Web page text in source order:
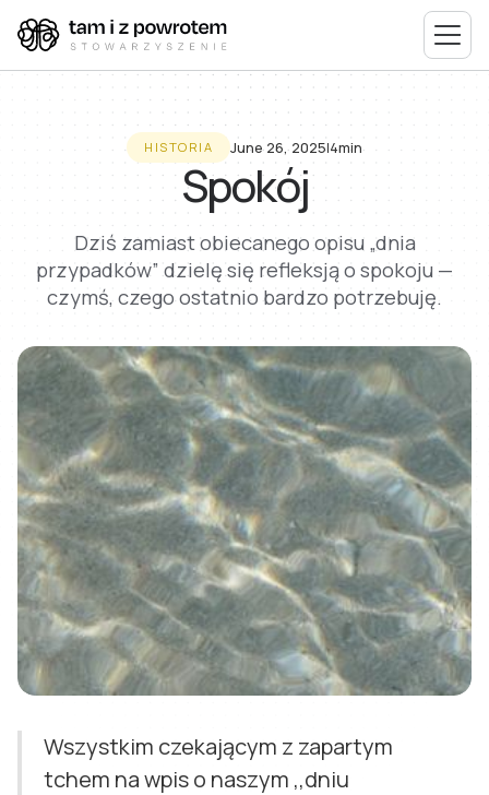
HISTORIA June 26, 2025I4min
Spokój
Dziś zamiast obiecanego opisu „dnia
przypadków” dzielę się refleksją o spokoju —
czymś, czego ostatnio bardzo potrzebuję.
Wszystkim czekającym z zapartym
tchem na wpis o naszym ,,dniu